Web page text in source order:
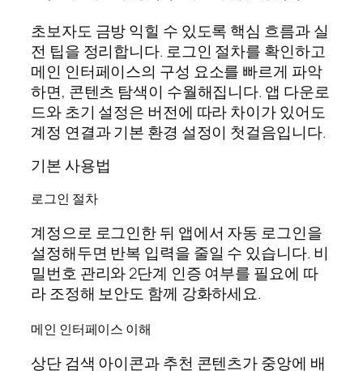
초보자도 금방 익힐 수 있도록 핵심 흐름과 실
전 팁을 정리합니다. 로그인 절차를 확인하고
메인 인터페이스의 구성 요소를 빠르게 파악
하면, 콘텐츠 탐색이 수월해집니다. 앱 다운로
드와 초기 설정은 버전에 따라 차이가 있어도
계정 연결과 기본 환경 설정이 첫걸음입니다.
기본 사용법
로그인 절차
계정으로 로그인한 뒤 앱에서 자동 로그인을
설정해두면 반복 입력을 줄일 수 있습니다. 비
밀번호 관리와 2단계 인증 여부를 필요에 따
라 조정해 보안도 함께 강화하세요.
메인 인터페이스 이해
상단 검색 아이콘과 추천 콘텐츠가 중앙에 배